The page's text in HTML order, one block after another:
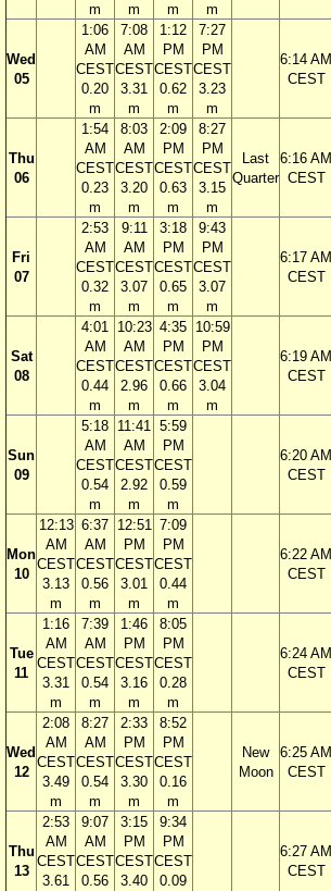
m
m
m
m
Wed
05
1:06
AM
CEST
0.20
m
7:08
AM
CEST
3.31
m
1:12
PM
CEST
0.62
m
7:27
PM
CEST
3.23
m
6:14 AM
CEST
Thu
06
1:54
AM
CEST
0.23
m
8:03
AM
CEST
3.20
m
2:09
PM
CEST
0.63
m
8:27
PM
CEST
3.15
m
Last
Quarter
6:16 AM
CEST
Fri
07
2:53
AM
CEST
0.32
m
9:11
AM
CEST
3.07
m
3:18
PM
CEST
0.65
m
9:43
PM
CEST
3.07
m
6:17 AM
CEST
Sat
08
4:01
AM
CEST
0.44
m
10:23
AM
CEST
2.96
m
4:35
PM
CEST
0.66
m
10:59
PM
CEST
3.04
m
6:19 AM
CEST
Sun
09
5:18
AM
CEST
0.54
m
11:41
AM
CEST
2.92
m
5:59
PM
CEST
0.59
m
6:20 AM
CEST
Mon
10
12:13
AM
CEST
3.13
m
6:37
AM
CEST
0.56
m
12:51
PM
CEST
3.01
m
7:09
PM
CEST
0.44
m
6:22 AM
CEST
Tue
11
1:16
AM
CEST
3.31
m
7:39
AM
CEST
0.54
m
1:46
PM
CEST
3.16
m
8:05
PM
CEST
0.28
m
6:24 AM
CEST
Wed
12
2:08
AM
CEST
3.49
m
8:27
AM
CEST
0.54
m
2:33
PM
CEST
3.30
m
8:52
PM
CEST
0.16
m
New
Moon
6:25 AM
CEST
Thu
13
2:53
AM
CEST
3.61
9:07
AM
CEST
0.56
3:15
PM
CEST
3.40
9:34
PM
CEST
0.09
6:27 AM
CEST